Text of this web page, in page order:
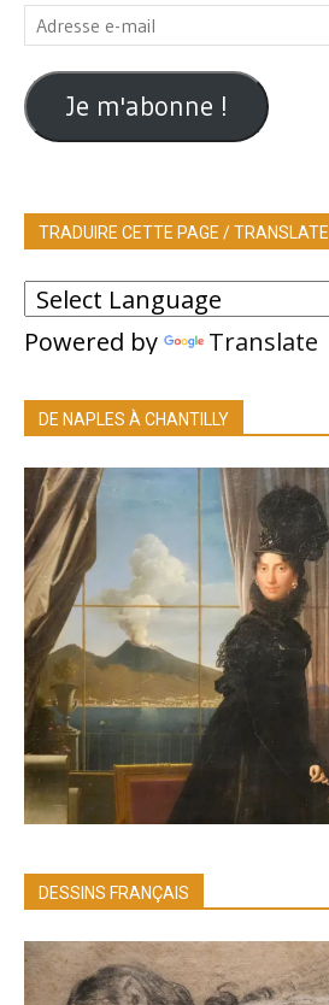
Adresse
e-
mail
Je m'abonne !
TRADUIRE CETTE PAGE / TRANSLATE
Powered by Translate
DE NAPLES À CHANTILLY
DESSINS FRANÇAIS